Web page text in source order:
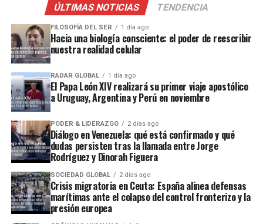
ÚLTIMAS NOTICIAS TENDENCIA
FILOSOFÍA DEL SER 1 día ago
Hacia una biología consciente: el poder de reescribir
nuestra realidad celular
RADAR GLOBAL 1 día ago
El Papa León XIV realizará su primer viaje apostólico
a Uruguay, Argentina y Perú en noviembre
PODER & LIDERAZGO 2 días ago
Diálogo en Venezuela: qué está confirmado y qué
dudas persisten tras la llamada entre Jorge
Rodríguez y Dinorah Figuera
SOCIEDAD GLOBAL 2 días ago
Crisis migratoria en Ceuta: España alinea defensas
marítimas ante el colapso del control fronterizo y la
presión europea